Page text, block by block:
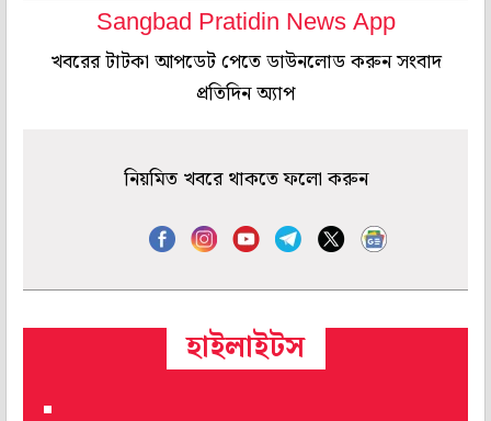
Sangbad Pratidin News App
খবরের টাটকা আপডেট পেতে ডাউনলোড করুন সংবাদ
প্রতিদিন অ্যাপ
নিয়মিত খবরে থাকতে ফলো করুন
হাইলাইটস